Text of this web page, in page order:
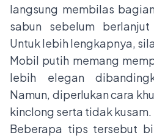
langsung membilas
sabun sebelum
Untuk lebih lengkapnya,
Mobil putih memang
lebih elegan
Namun, diperlukan cara
kinclong serta tidak kusam.
Beberapa tips tersebut